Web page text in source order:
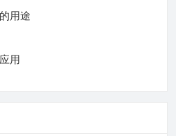
用途
用